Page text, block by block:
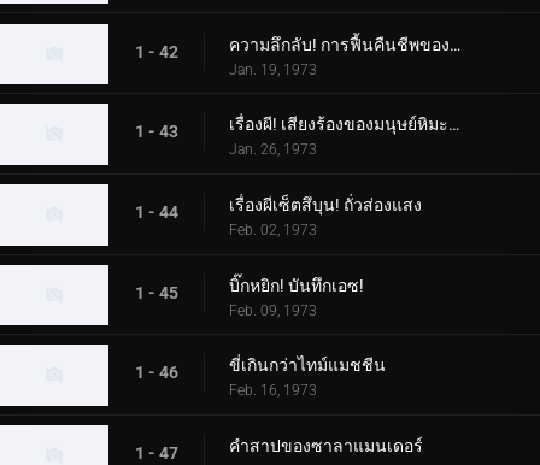
1 - 42 ความลึกลับ! การฟื้นคืนชีพของสัตว์ประหลาด Woo
Jan. 19, 1973
1 - 43 เรื่องผี! เสียงร้องของมนุษย์หิมะที่น่ารังเกียจ
Jan. 26, 1973
1 - 44 เรื่องผีเซ็ตสึบุน! ถั่วส่องแสง
Feb. 02, 1973
1 - 45 บิ๊กหยิก! บันทึกเอซ!
Feb. 09, 1973
1 - 46 ขี่เกินกว่าไทม์แมชชีน
Feb. 16, 1973
1 - 47 คำสาปของซาลาแมนเดอร์